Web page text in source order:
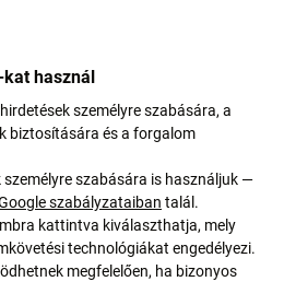
cserélni?
van fújva
lemerül
100%-ra
megfelelően az akkumulátor
használ
személyre szabására, a
biztosítására és a forgalom
személyre szabására is használjuk —
szabályzataiban talál.
kattintva kiválaszthatja, mely
technológiákat engedélyezi.
megfelelően, ha bizonyos